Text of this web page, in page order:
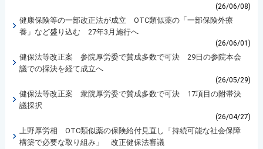
(26/06/08)
健康保険等の一部改正法が成立 OTC類似薬の「一部保険外療
養」など盛り込む 27年3月施行へ
(26/06/01)
健保法等改正案 参院厚労委で賛成多数で可決 29日の参院本会
議での採決を経て成立へ
(26/05/29)
健保法等改正案 衆院厚労委で賛成多数で可決 17項目の附帯決
議採択
(26/04/27)
上野厚労相 OTC類似薬の保険給付見直し「持続可能な社会保障
構築で必要な取り組み」 改正健保法審議